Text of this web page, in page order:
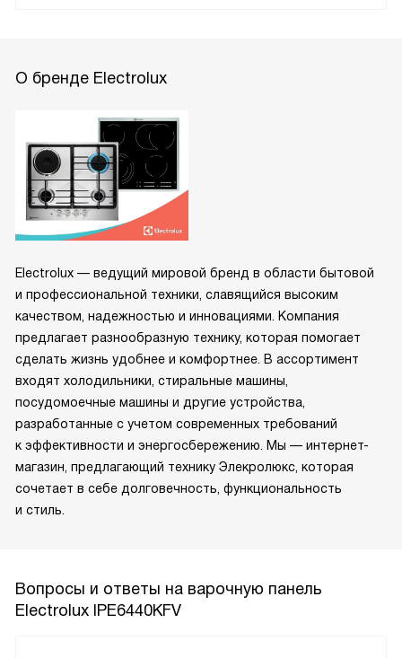
О бренде Electrolux
Electrolux — ведущий мировой бренд в области бытовой
и профессиональной техники, славящийся высоким
качеством, надежностью и инновациями. Компания
предлагает разнообразную технику, которая помогает
сделать жизнь удобнее и комфортнее. В ассортимент
входят холодильники, стиральные машины,
посудомоечные машины и другие устройства,
разработанные с учетом современных требований
к эффективности и энергосбережению. Мы — интернет-
магазин, предлагающий технику Элекролюкс, которая
сочетает в себе долговечность, функциональность
и стиль.
Вопросы и ответы на варочную панель
Electrolux IPE6440KFV